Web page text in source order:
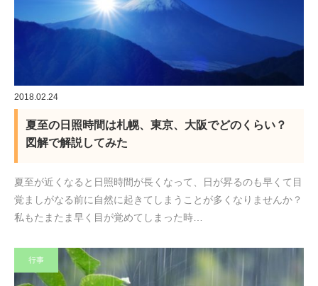
2018.02.24
夏至の日照時間は札幌、東京、大阪でどのくらい？
図解で解説してみた
夏至が近くなると日照時間が長くなって、日が昇るのも早くて目
覚ましがなる前に自然に起きてしまうことが多くなりませんか？
私もたまたま早く目が覚めてしまった時…
行事